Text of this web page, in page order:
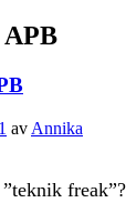
APB
av Annika